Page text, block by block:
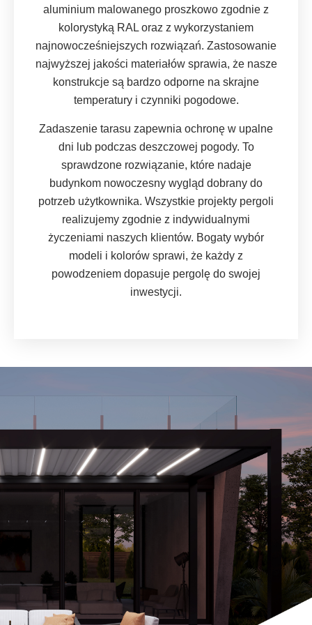
aluminium malowanego proszkowo zgodnie z
kolorystyką RAL oraz z wykorzystaniem
najnowocześniejszych rozwiązań. Zastosowanie
najwyższej jakości materiałów sprawia, że nasze
konstrukcje są bardzo odporne na skrajne
temperatury i czynniki pogodowe.
Zadaszenie tarasu zapewnia ochronę w upalne
dni lub podczas deszczowej pogody. To
sprawdzone rozwiązanie, które nadaje
budynkom nowoczesny wygląd dobrany do
potrzeb użytkownika. Wszystkie projekty pergoli
realizujemy zgodnie z indywidualnymi
życzeniami naszych klientów. Bogaty wybór
modeli i kolorów sprawi, że każdy z
powodzeniem dopasuje pergolę do swojej
inwestycji.